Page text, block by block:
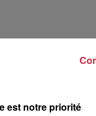
est notre priorité